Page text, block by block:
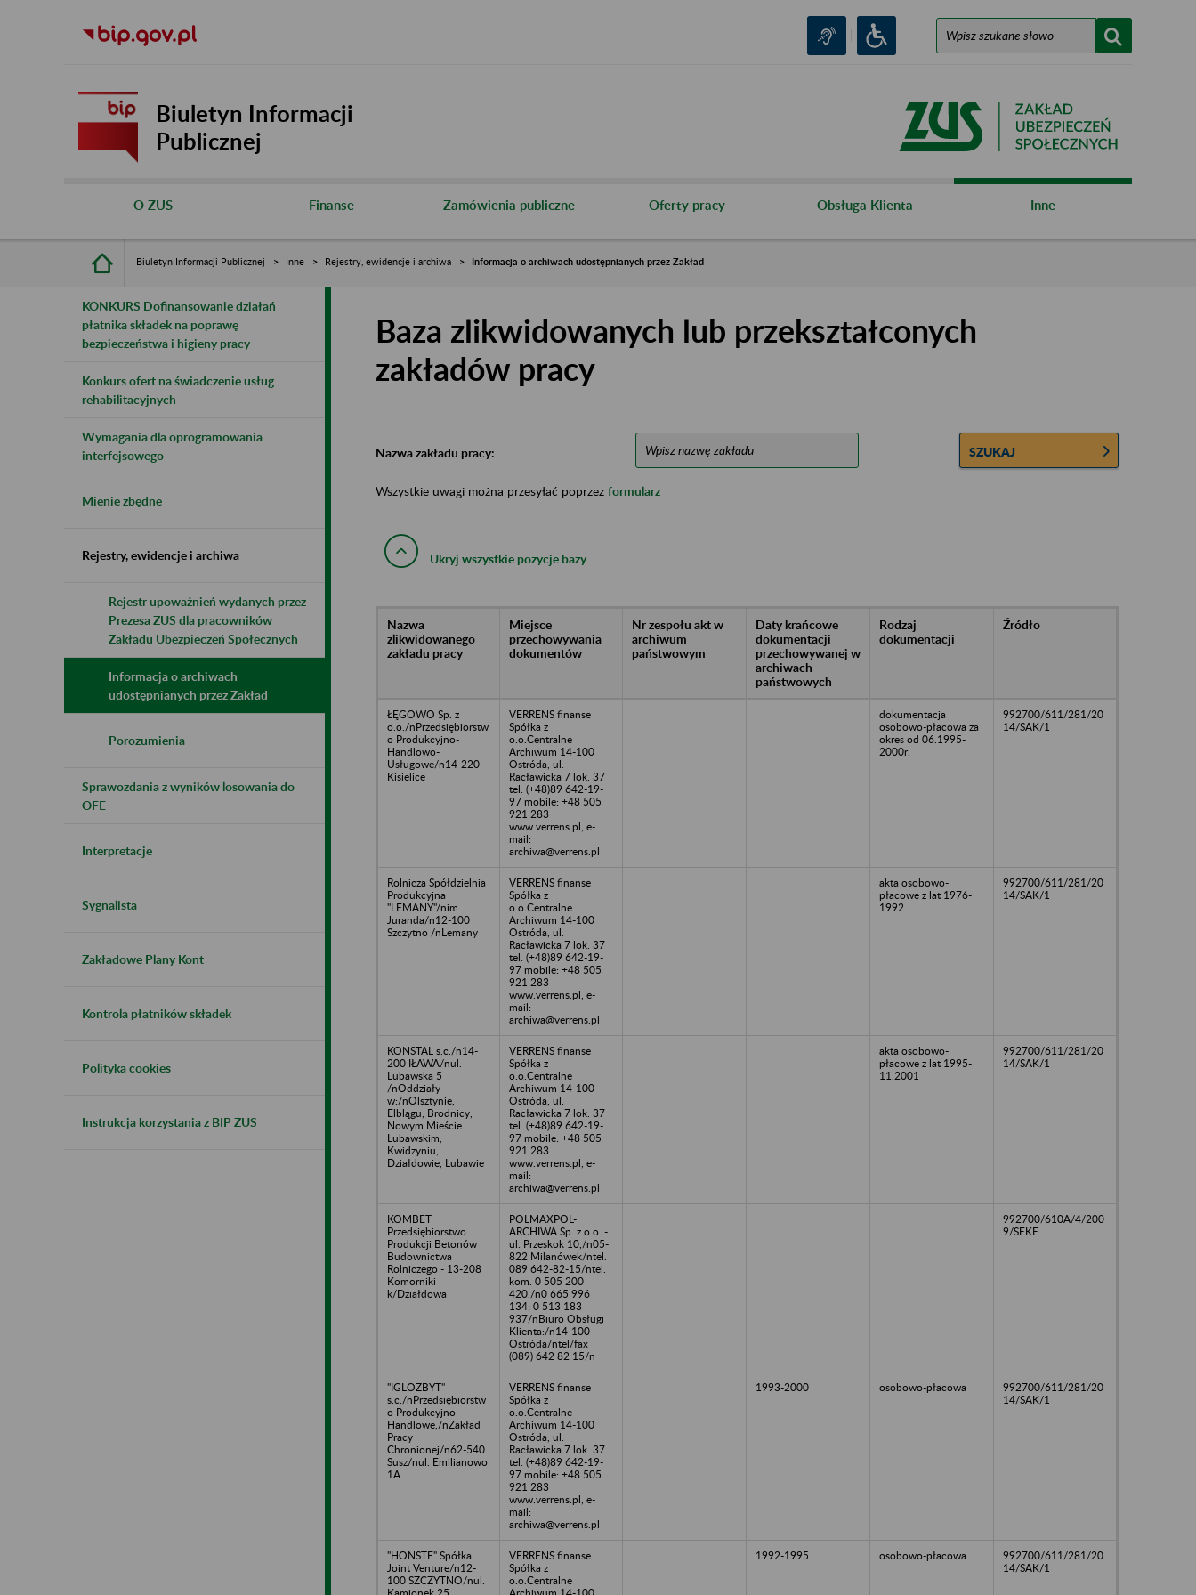
Biuletyn Informacji
Publicznej
O ZUS Finanse Zamówienia publiczne Oferty pracy Obsługa Klienta Inne
Biuletyn Informacji Publicznej Inne Rejestry, ewidencje i archiwa Informacja o archiwach udostępnianych przez Zakład
KONKURS Dofinansowanie działań
płatnika składek na poprawę
bezpieczeństwa i higieny pracy
Konkurs ofert na świadczenie usług
rehabilitacyjnych
Wymagania dla oprogramowania
interfejsowego
Mienie zbędne
Rejestry, ewidencje i archiwa
Rejestr upoważnień wydanych przez
Prezesa ZUS dla pracowników
Zakładu Ubezpieczeń Społecznych
Informacja o archiwach
udostępnianych przez Zakład
Porozumienia
Sprawozdania z wyników losowania do
OFE
Interpretacje
Sygnalista
Zakładowe Plany Kont
Kontrola płatników składek
Polityka cookies
Instrukcja korzystania z BIP ZUS
Baza zlikwidowanych lub przekształconych
zakładów pracy
Nazwa zakładu pracy: SZUKAJ
Wszystkie uwagi można przesyłać poprzez formularz
Ukryj wszystkie pozycje bazy
Nazwa
zlikwidowanego
zakładu pracy
Miejsce
przechowywania
dokumentów
Nr zespołu akt w
archiwum
państwowym
Daty krańcowe
dokumentacji
przechowywanej w
archiwach
państwowych
Rodzaj
dokumentacji
Źródło
ŁĘGOWO Sp. z
o.o./nPrzedsiębiorstw
o Produkcyjno-
Handlowo-
Usługowe/n14-220
Kisielice
VERRENS finanse
Spółka z
o.o.Centralne
Archiwum 14-100
Ostróda, ul.
Racławicka 7 lok. 37
tel. (+48)89 642-19-
97 mobile: +48 505
921 283
www.verrens.pl, e-
mail:
archiwa@verrens.pl
dokumentacja
osobowo-płacowa za
okres od 06.1995-
2000r.
992700/611/281/20
14/SAK/1
Rolnicza Spółdzielnia
Produkcyjna
"LEMANY"/nim.
Juranda/n12-100
Szczytno /nLemany
VERRENS finanse
Spółka z
o.o.Centralne
Archiwum 14-100
Ostróda, ul.
Racławicka 7 lok. 37
tel. (+48)89 642-19-
97 mobile: +48 505
921 283
www.verrens.pl, e-
mail:
archiwa@verrens.pl
akta osobowo-
płacowe z lat 1976-
1992
992700/611/281/20
14/SAK/1
KONSTAL s.c./n14-
200 IŁAWA/nul.
Lubawska 5
/nOddziały
w:/nOlsztynie,
Elblągu, Brodnicy,
Nowym Mieście
Lubawskim,
Kwidzyniu,
Działdowie, Lubawie
VERRENS finanse
Spółka z
o.o.Centralne
Archiwum 14-100
Ostróda, ul.
Racławicka 7 lok. 37
tel. (+48)89 642-19-
97 mobile: +48 505
921 283
www.verrens.pl, e-
mail:
archiwa@verrens.pl
akta osobowo-
płacowe z lat 1995-
11.2001
992700/611/281/20
14/SAK/1
KOMBET
Przedsiębiorstwo
Produkcji Betonów
Budownictwa
Rolniczego - 13-208
Komorniki
k/Działdowa
POLMAXPOL-
ARCHIWA Sp. z o.o. -
ul. Przeskok 10,/n05-
822 Milanówek/ntel.
089 642-82-15/ntel.
kom. 0 505 200
420,/n0 665 996
134; 0 513 183
937/nBiuro Obsługi
Klienta:/n14-100
Ostróda/ntel/fax
(089) 642 82 15/n
992700/610A/4/200
9/SEKE
"IGLOZBYT"
s.c./nPrzedsiębiorstw
o Produkcyjno
Handlowe,/nZakład
Pracy
Chronionej/n62-540
Susz/nul. Emilianowo
1A
VERRENS finanse
Spółka z
o.o.Centralne
Archiwum 14-100
Ostróda, ul.
Racławicka 7 lok. 37
tel. (+48)89 642-19-
97 mobile: +48 505
921 283
www.verrens.pl, e-
mail:
archiwa@verrens.pl
1993-2000 osobowo-płacowa
992700/611/281/20
14/SAK/1
"HONSTE" Spółka
Joint Venture/n12-
100 SZCZYTNO/nul.
VERRENS finanse
Spółka z
o.o.Centralne
1992-1995 osobowo-płacowa
992700/611/281/20
14/SAK/1